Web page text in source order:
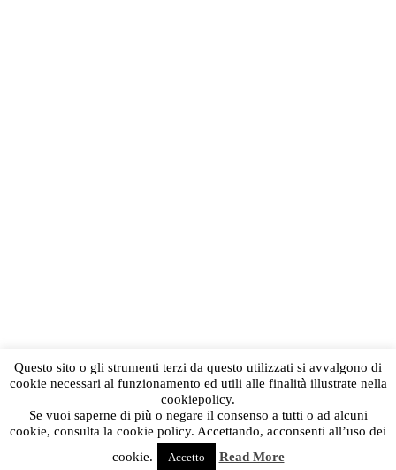
Questo sito o gli strumenti terzi da questo utilizzati si avvalgono di
cookie necessari al funzionamento ed utili alle finalità illustrate nella
cookiepolicy.
Se vuoi saperne di più o negare il consenso a tutti o ad alcuni
cookie, consulta la cookie policy. Accettando, acconsenti all’uso dei
cookie.
Accetto Read More